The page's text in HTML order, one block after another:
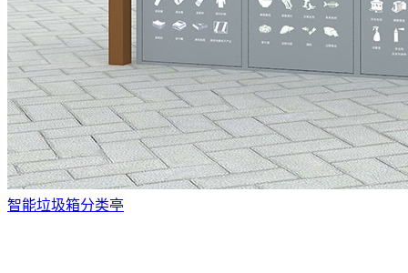
智能垃圾箱分类亭